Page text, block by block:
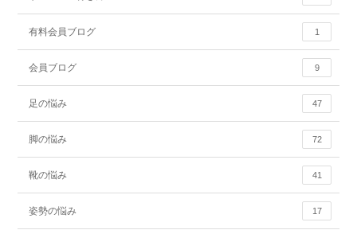
有料会員ブログ 1
会員ブログ 9
足の悩み 47
脚の悩み 72
靴の悩み 41
姿勢の悩み 17